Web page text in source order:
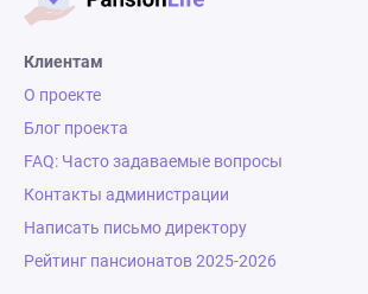
Клиентам
О проекте
Блог проекта
FAQ: Часто задаваемые вопросы
Контакты администрации
Написать письмо директору
Рейтинг пансионатов 2025-2026